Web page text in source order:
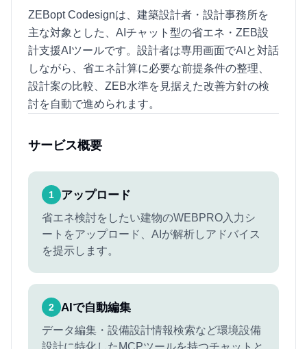
ZEBopt Codesignは、建築設計者・設計事務所を
主な対象とした、AIチャット型の省エネ・ZEB設
計支援AIツールです。設計者は専用画面でAIと対話
しながら、省エネ計算に必要な前提条件の整理、
設計案の比較、ZEB水準を見据えた改善方針の検
討を自動で進められます。
サービス概要
1 アップロード
省エネ検討をしたい建物のWEBPRO入力シ
ートをアップロード、AIが解析しアドバイス
を提示します。
2 AIで自動編集
データ編集・設備設計情報検索など環境設備
設計に特化したMCPツールを持つチャットと